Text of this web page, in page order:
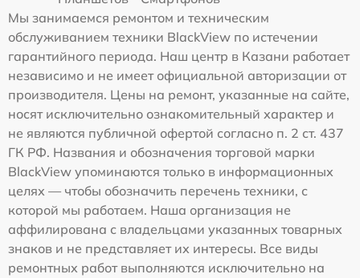
Мы занимаемся ремонтом и техническим
обслуживанием техники BlackView по истечении
гарантийного периода. Наш центр в Казани работает
независимо и не имеет официальной авторизации от
производителя. Цены на ремонт, указанные на сайте,
носят исключительно ознакомительный характер и
не являются публичной офертой согласно п. 2 ст. 437
ГК РФ. Названия и обозначения торговой марки
BlackView упоминаются только в информационных
целях — чтобы обозначить перечень техники, с
которой мы работаем. Наша организация не
аффилирована с владельцами указанных товарных
знаков и не представляет их интересы. Все виды
ремонтных работ выполняются исключительно на